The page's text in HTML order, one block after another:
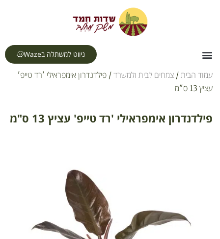
ניווט למשתלה בWaze
עמוד הבית / צמחים לבית ולמשרד / פילדנדרון אימפראילי 'רד טייפ'
עציץ 13 ס"מ
פילדנדרון אימפראילי 'רד טייפ' עציץ 13 ס"מ